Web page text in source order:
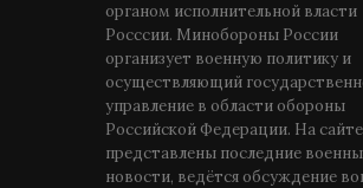
органом исполнительной власти
Росссии. Минобороны России
организует военную политику и
осуществляющий
управление в области обороны
Российской Федерации. На сайте
представлены последние
новости, ведётся обсуждение